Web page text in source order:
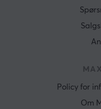
Policy for
Om